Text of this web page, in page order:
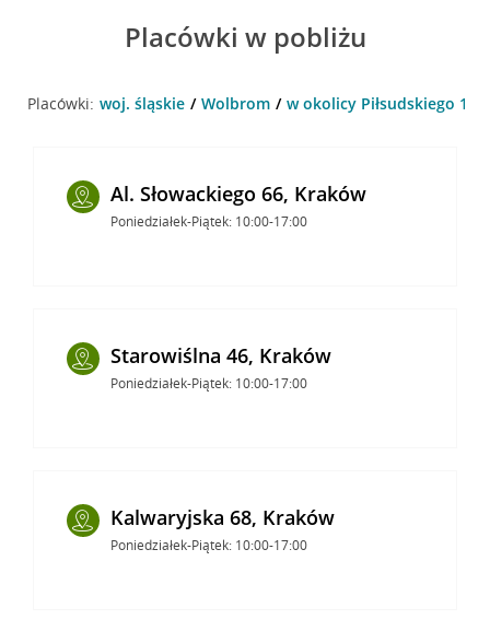
Placówki w pobliżu
Placówki: woj. śląskie Wolbrom w okolicy Piłsudskiego 1 ,
Al. Słowackiego 66, Kraków
Poniedziałek-Piątek: 10:00-17:00
Starowiślna 46, Kraków
Poniedziałek-Piątek: 10:00-17:00
Kalwaryjska 68, Kraków
Poniedziałek-Piątek: 10:00-17:00